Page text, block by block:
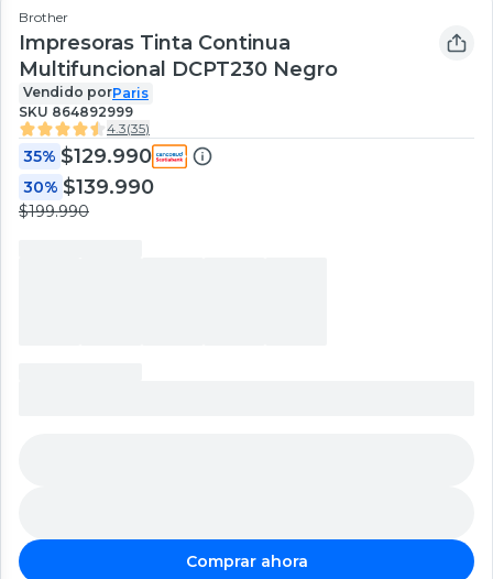
Brother
Impresoras Tinta Continua
Multifuncional DCPT230 Negro
Vendido porParis
SKU 864892999
4.3(35)
35% $129.990
30% $139.990
$199.990
Comprar ahora